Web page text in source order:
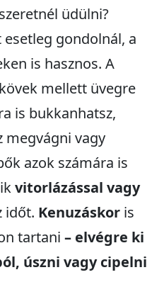
üdülni?
esetleg gondolnál, a
is hasznos. A
mellett üvegre
is bukkanhatsz,
megvágni vagy
azok számára is
vitorlázással vagy
időt. Kenuzáskor is
tartani – elvégre ki
úszni vagy cipelni